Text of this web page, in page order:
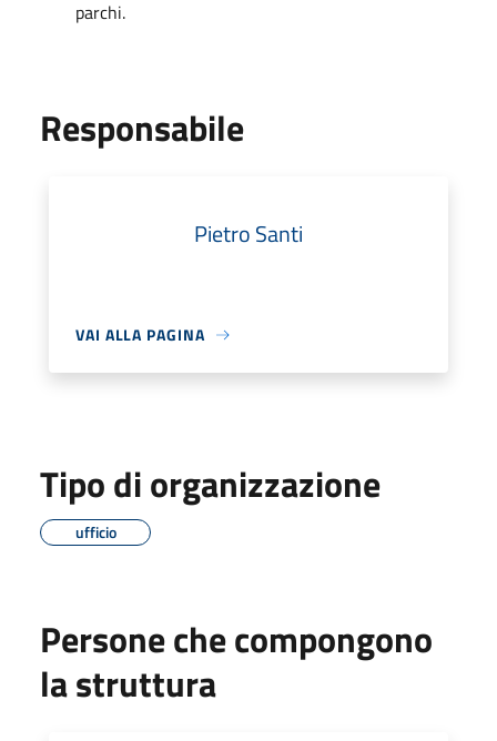
parchi.
Responsabile
Pietro Santi
VAI ALLA PAGINA
Tipo di organizzazione
ufficio
Persone che compongono
la struttura